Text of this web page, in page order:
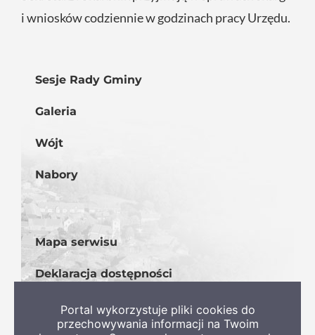
i wniosków codziennie w godzinach pracy Urzędu.
Sesje Rady Gminy
Galeria
Wójt
Nabory
Mapa serwisu
Deklaracja dostępności
Portal wykorzystuje pliki cookies do
przechowywania informacji na Twoim